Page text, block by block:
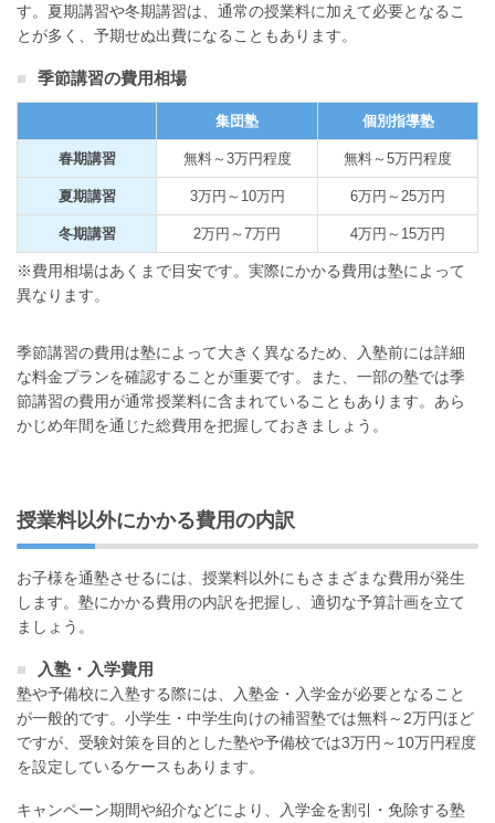
す。夏期講習や冬期講習は、通常の授業料に加えて必要となるこ
とが多く、予期せぬ出費になることもあります。
季節講習の費用相場
集団塾 個別指導塾
春期講習 無料～3万円程度 無料～5万円程度
夏期講習 3万円～10万円 6万円～25万円
冬期講習 2万円～7万円 4万円～15万円
※費用相場はあくまで目安です。実際にかかる費用は塾によって
異なります。
季節講習の費用は塾によって大きく異なるため、入塾前には詳細
な料金プランを確認することが重要です。また、一部の塾では季
節講習の費用が通常授業料に含まれていることもあります。あら
かじめ年間を通じた総費用を把握しておきましょう。
授業料以外にかかる費用の内訳
お子様を通塾させるには、授業料以外にもさまざまな費用が発生
します。塾にかかる費用の内訳を把握し、適切な予算計画を立て
ましょう。
入塾・入学費用
塾や予備校に入塾する際には、入塾金・入学金が必要となること
が一般的です。小学生・中学生向けの補習塾では無料～2万円ほど
ですが、受験対策を目的とした塾や予備校では3万円～10万円程度
を設定しているケースもあります。
キャンペーン期間や紹介などにより、入学金を割引・免除する塾